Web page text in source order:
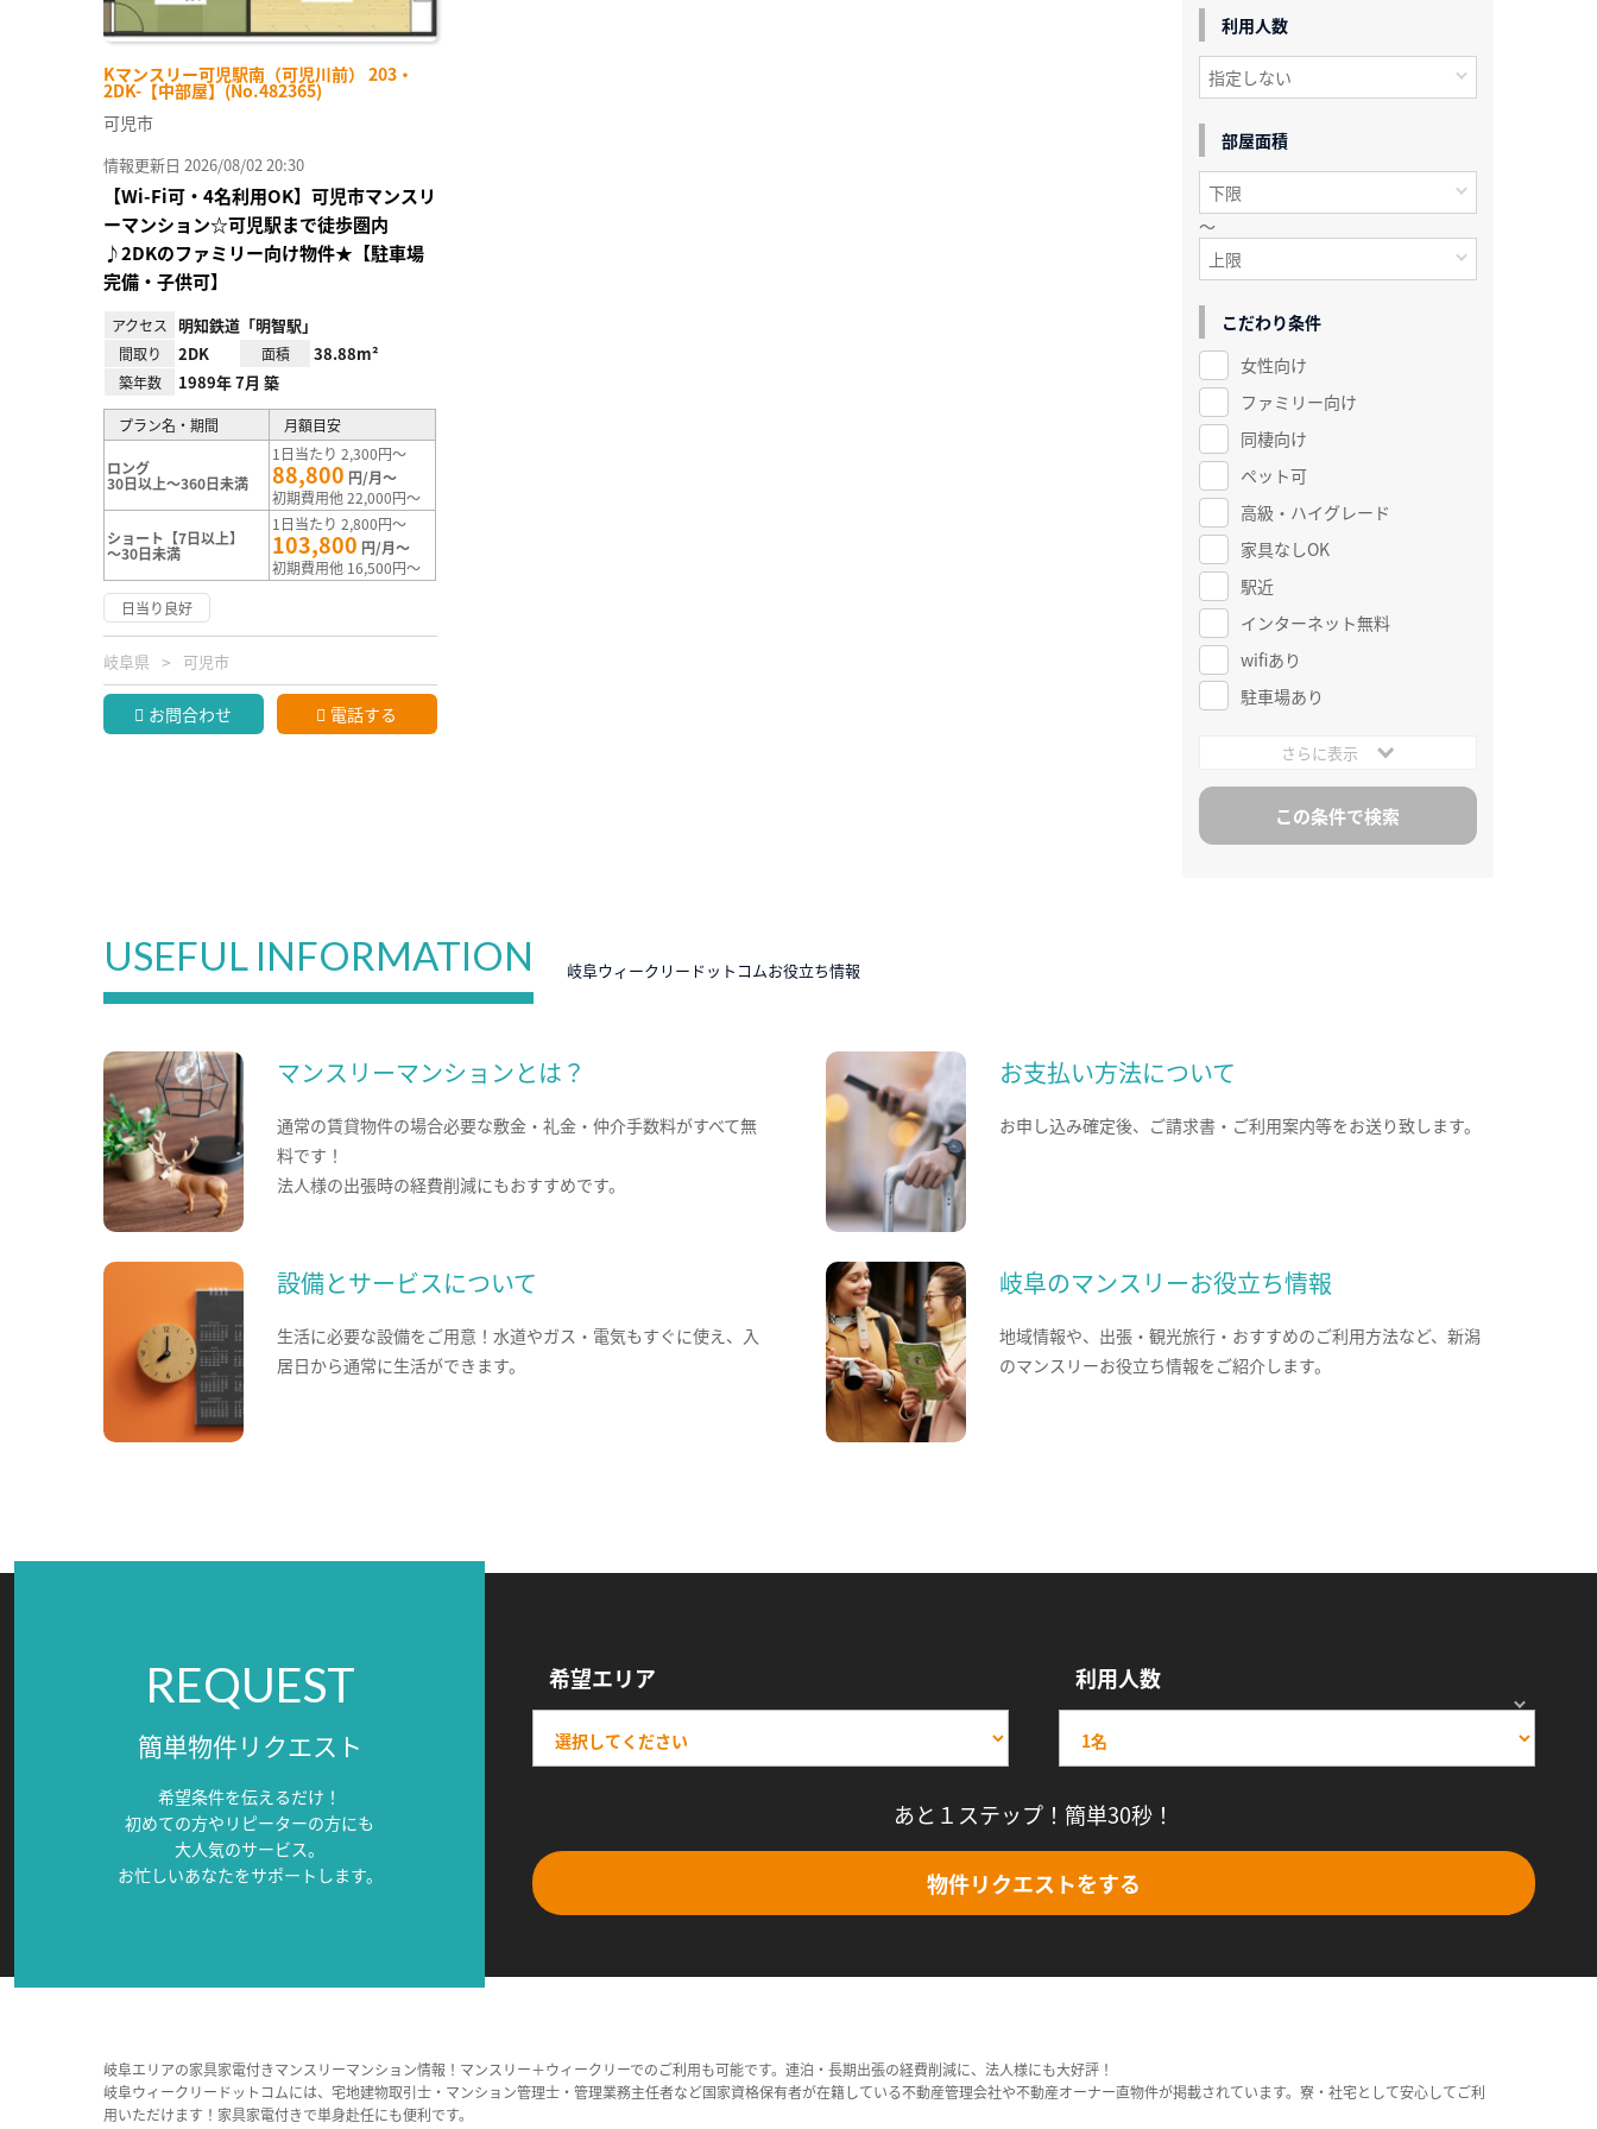
Kマンスリー可児駅南（可児川前） 203・
2DK-【中部屋】(No.482365)
可児市
情報更新日 2026/08/02 20:30
【Wi-Fi可・4名利用OK】可児市マンスリ
ーマンション☆可児駅まで徒歩圏内
♪2DKのファミリー向け物件★【駐車場
完備・子供可】
アクセス 明知鉄道「明智駅」
間取り 2DK 面積 38.88m²
築年数 1989年 7月 築
プラン名・期間 月額目安
ロング
30日以上～360日未満
1日当たり 2,300円～
88,800 円/月～
初期費用他 22,000円～
ショート【7日以上】
～30日未満
1日当たり 2,800円～
103,800 円/月～
初期費用他 16,500円～
日当り良好
岐阜県 可児市
お問合わせ 電話する
利用人数
部屋面積
～
こだわり条件
女性向け
ファミリー向け
同棲向け
ペット可
高級・ハイグレード
家具なしOK
駅近
インターネット無料
wifiあり
駐車場あり
さらに表示
USEFUL INFORMATION 岐阜ウィークリードットコムお役立ち情報
マンスリーマンションとは？
通常の賃貸物件の場合必要な敷金・礼金・仲介手数料がすべて無
料です！
法人様の出張時の経費削減にもおすすめです。
お支払い方法について
お申し込み確定後、ご請求書・ご利用案内等をお送り致します。
設備とサービスについて
生活に必要な設備をご用意！水道やガス・電気もすぐに使え、入
居日から通常に生活ができます。
岐阜のマンスリーお役立ち情報
地域情報や、出張・観光旅行・おすすめのご利用方法など、新潟
のマンスリーお役立ち情報をご紹介します。
REQUEST
簡単物件リクエスト
希望条件を伝えるだけ！
初めての方やリピーターの方にも
大人気のサービス。
お忙しいあなたをサポートします。
希望エリア 利用人数
あと１ステップ！簡単30秒！
物件リクエストをする
岐阜エリアの家具家電付きマンスリーマンション情報！マンスリー＋ウィークリーでのご利用も可能です。連泊・長期出張の経費削減に、法人様にも大好評！
岐阜ウィークリードットコムには、宅地建物取引士・マンション管理士・管理業務主任者など国家資格保有者が在籍している不動産管理会社や不動産オーナー直物件が掲載されています。寮・社宅として安心してご利
用いただけます！家具家電付きで単身赴任にも便利です。